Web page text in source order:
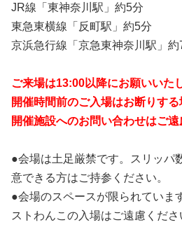
JR線「東神奈川駅」約5分
東急東横線「反町駅」約5分
京浜急行線「京急東神奈川駅」約
ご来場は13:00以降にお願いいた
開催時間前のご入場はお断りする
開催施設へのお問い合わせはご遠
●会場は土足厳禁です。スリッパ
意できる方はご持参ください。
●会場のスペースが限られていま
ストわんこの入場はご遠慮くださ